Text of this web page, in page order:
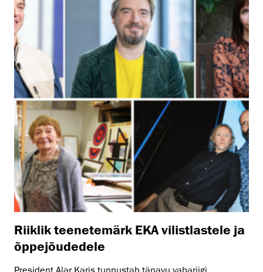
Riiklik teenetemärk EKA vilistlastele ja
õppejõudedele